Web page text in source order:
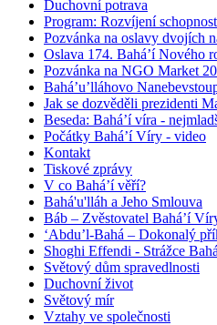
Duchovní potrava
Program: Rozvíjení
Pozvánka na oslavy dvojích
Oslava 174. Bahá’í Nového
Pozvánka na NGO Market
Bahá’u’lláhovo
Jak se dozvěděli prezidenti
Beseda: Bahá’í víra -
Počátky Bahá’í Víry - video
Kontakt
Tiskové zprávy
V co Bahá’í věří?
Bahá'u'lláh a Jeho Smlouva
Báb – Zvěstovatel Bahá’í
‘Abdu’l-Bahá – Dokonalý
Shoghi Effendi - Strážce
Světový dům spravedlnosti
Duchovní život
Světový mír
Vztahy ve společnosti